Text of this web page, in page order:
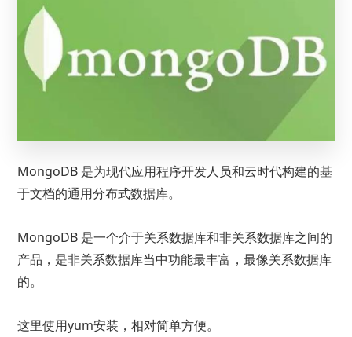
MongoDB 是为现代应用程序开发人员和云时代构建的基
于文档的通用分布式数据库。
MongoDB 是一个介于关系数据库和非关系数据库之间的
产品，是非关系数据库当中功能最丰富，最像关系数据库
的。
这里使用yum安装，相对简单方便。